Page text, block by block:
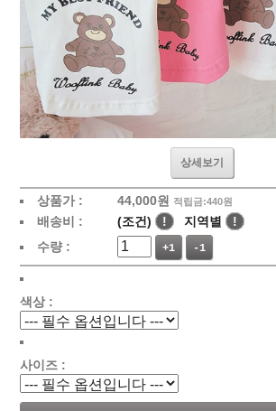
상세보기
상품가 : 44,000원 적립금:440원
배송비 : (조건) ! 지역별
!
수량 :
+1 -1
색상 :
사이즈 :